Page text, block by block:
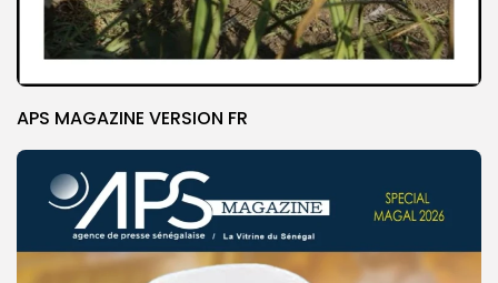
APS MAGAZINE VERSION FR